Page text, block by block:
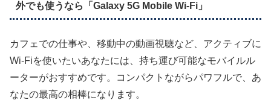
外でも使うなら「Galaxy 5G Mobile Wi-Fi」
カフェでの仕事や、移動中の動画視聴など、アクティブに
Wi-Fiを使いたいあなたには、持ち運び可能なモバイルル
ーターがおすすめです。コンパクトながらパワフルで、あ
なたの最高の相棒になります。